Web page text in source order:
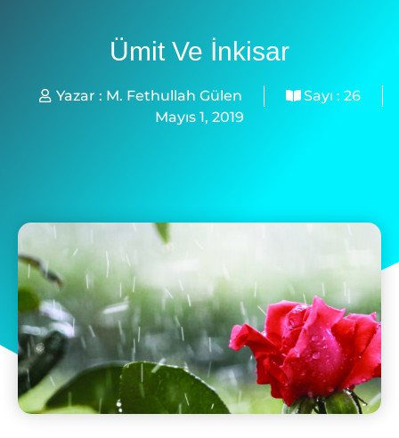
Ümit Ve İnkisar
Yazar : M. Fethullah Gülen Sayı : 26
Mayıs 1, 2019